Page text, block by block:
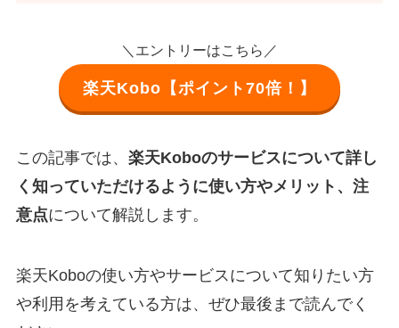
＼エントリーはこちら／
楽天Kobo【ポイント70倍！】
この記事では、 楽天Koboのサービスについて詳し
く知っていただけるように使い方やメリット、注
意点について解説します。
楽天Koboの使い方やサービスについて知りたい方
や利用を考えている方は、ぜひ最後まで読んでく